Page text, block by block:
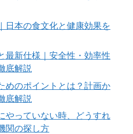
日本の食文化と健康効果を
最新仕様｜安全性・効率性
底解説
めのポイントとは？計画か
底解説
やっていない時、どうすれ
関の探し方